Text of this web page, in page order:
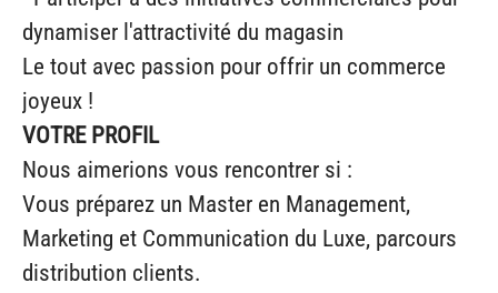
dynamiser l'attractivité du magasin
Le tout avec passion pour offrir un commerce
joyeux !
VOTRE PROFIL
Nous aimerions vous rencontrer si :
Vous préparez un Master en Management,
Marketing et Communication du Luxe, parcours
distribution clients.